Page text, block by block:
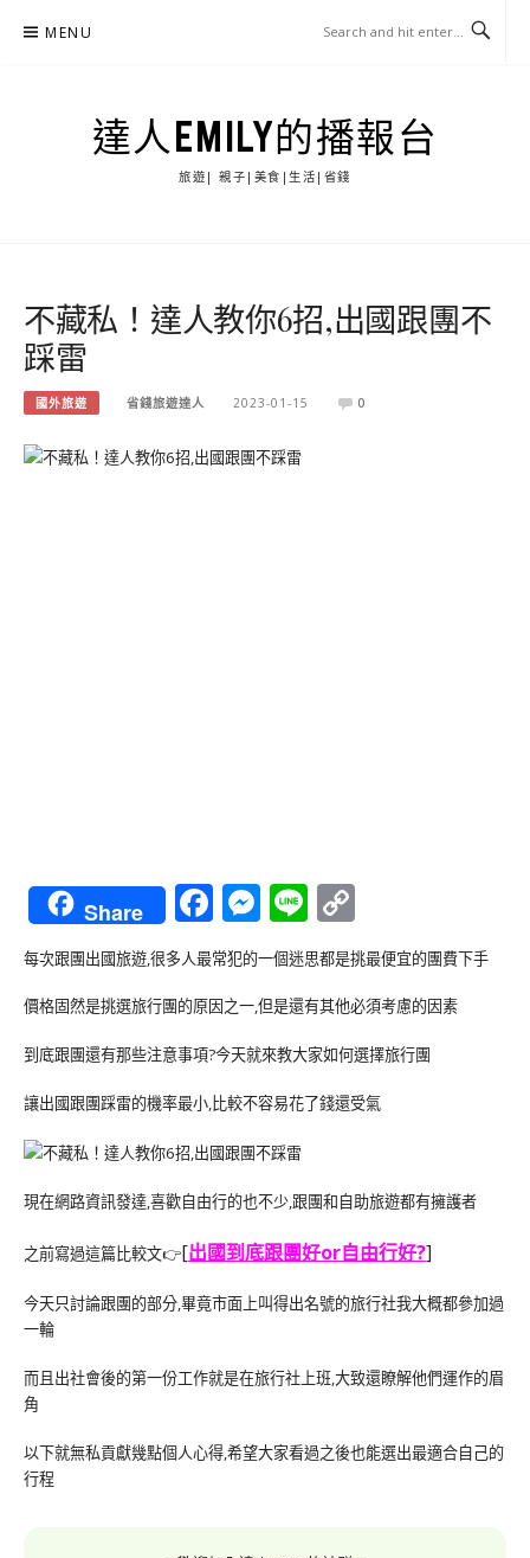
MENU
達人EMILY的播報台
旅遊| 親子|美食|生活|省錢
不藏私！達人教你6招,出國跟團不
踩雷
國外旅遊 省錢旅遊達人 2023-01-15 0
Share Facebook
Messenger
Line
Link
每次跟團出國旅遊,很多人最常犯的一個迷思都是挑最便宜的團費下手
價格固然是挑選旅行團的原因之一,但是還有其他必須考慮的因素
到底跟團還有那些注意事項?今天就來教大家如何選擇旅行團
讓出國跟團踩雷的機率最小,比較不容易花了錢還受氣
現在網路資訊發達,喜歡自由行的也不少,跟團和自助旅遊都有擁護者
之前寫過這篇比較文👉[出國到底跟團好or自由行好?]
今天只討論跟團的部分,畢竟市面上叫得出名號的旅行社我大概都參加過
一輪
而且出社會後的第一份工作就是在旅行社上班,大致還瞭解他們運作的眉
角
以下就無私貢獻幾點個人心得,希望大家看過之後也能選出最適合自己的
行程